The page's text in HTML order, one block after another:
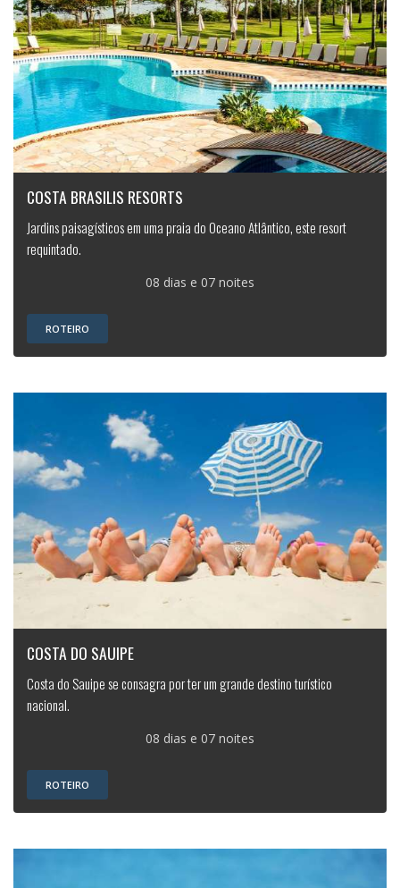
COSTA BRASILIS RESORTS
Jardins paisagísticos em uma praia do Oceano Atlântico, este resort
requintado.
08 dias e 07 noites
ROTEIRO
COSTA DO SAUIPE
Costa do Sauipe se consagra por ter um grande destino turístico
nacional.
08 dias e 07 noites
ROTEIRO